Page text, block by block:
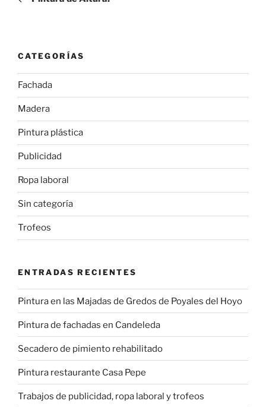
entradas
CATEGORÍAS
Fachada
Madera
Pintura plástica
Publicidad
Ropa laboral
Sin categoría
Trofeos
ENTRADAS RECIENTES
Pintura en las Majadas de Gredos de Poyales del Hoyo
Pintura de fachadas en Candeleda
Secadero de pimiento rehabilitado
Pintura restaurante Casa Pepe
Trabajos de publicidad, ropa laboral y trofeos